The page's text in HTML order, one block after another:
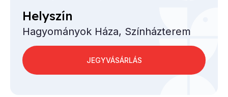
Helyszín
Hagyományok Háza, Színházterem
JEGYVÁSÁRLÁS